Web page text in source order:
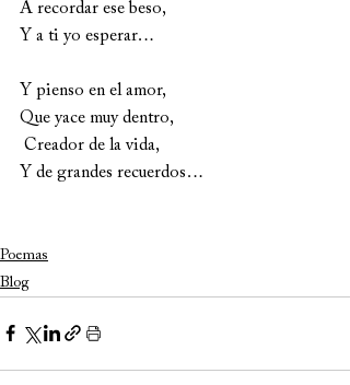
A recordar ese beso,
Y a ti yo esperar…
Y pienso en el amor,
Que yace muy dentro,
Creador de la vida,
Y de grandes recuerdos…
Poemas
Blog